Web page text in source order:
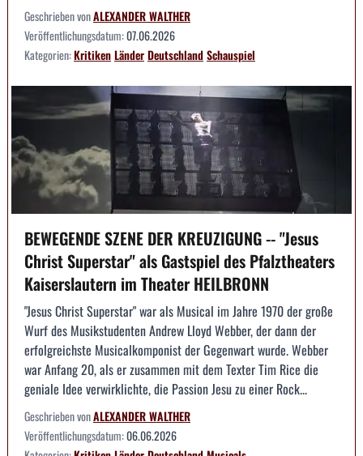
Geschrieben vonALEXANDER WALTHER
Veröffentlichungsdatum:07.06.2026
Kategorien:KritikenLänderDeutschlandSchauspiel
BEWEGENDE SZENE DER KREUZIGUNG -- "Jesus
Christ Superstar" als Gastspiel des Pfalztheaters
Kaiserslautern im Theater HEILBRONN
"Jesus Christ Superstar" war als Musical im Jahre 1970 der große
Wurf des Musikstudenten Andrew Lloyd Webber, der dann der
erfolgreichste Musicalkomponist der Gegenwart wurde. Webber
war Anfang 20, als er zusammen mit dem Texter Tim Rice die
geniale Idee verwirklichte, die Passion Jesu zu einer Rock...
Geschrieben vonALEXANDER WALTHER
Veröffentlichungsdatum:06.06.2026